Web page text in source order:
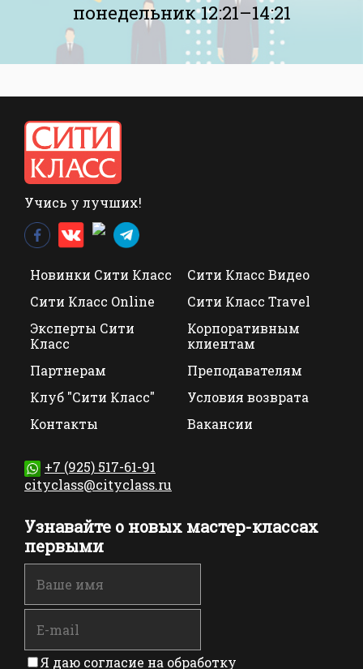
понедельник 12:21–14:21
Учись у лучших!
Новинки Сити Класс
Сити Класс Видео
Сити Класс Online
Сити Класс Travel
Эксперты Сити
Класс
Корпоративным
клиентам
Партнерам
Преподавателям
Клуб "Сити Класс"
Условия возврата
Контакты
Вакансии
+7 (925) 517-61-91
cityclass@cityclass.ru
Узнавайте о новых мастер-классах
первыми
Я даю согласие на обработку